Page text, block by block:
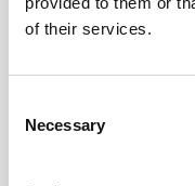
of their services.
Selection
Necessary